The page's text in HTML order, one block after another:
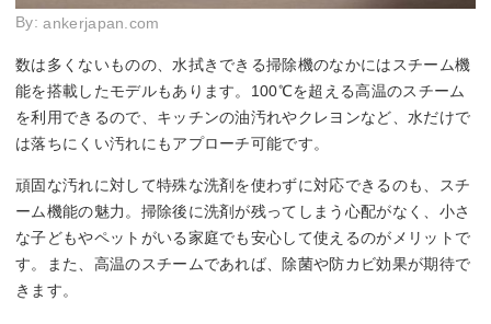
By:ankerjapan.com
数は多くないものの、水拭きできる掃除機のなかにはスチーム機
能を搭載したモデルもあります。100℃を超える高温のスチーム
を利用できるので、キッチンの油汚れやクレヨンなど、水だけで
は落ちにくい汚れにもアプローチ可能です。
頑固な汚れに対して特殊な洗剤を使わずに対応できるのも、スチ
ーム機能の魅力。掃除後に洗剤が残ってしまう心配がなく、小さ
な子どもやペットがいる家庭でも安心して使えるのがメリットで
す。また、高温のスチームであれば、除菌や防カビ効果が期待で
きます。